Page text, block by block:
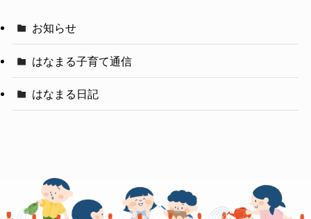
お知らせ
はなまる子育て通信
はなまる日記